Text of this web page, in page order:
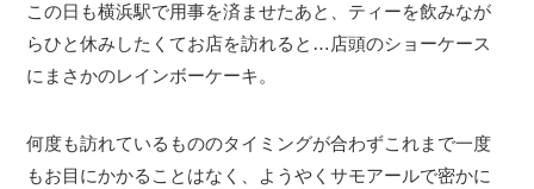
この日も横浜駅で用事を済ませたあと、ティーを飲みなが
らひと休みしたくてお店を訪れると…店頭のショーケース
にまさかのレインボーケーキ。
何度も訪れているもののタイミングが合わずこれまで一度
もお目にかかることはなく、ようやくサモアールで密かに